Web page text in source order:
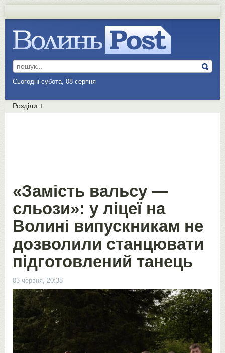
Сьогодні субота, 08 серпня
Розділи +
«Замість вальсу —
сльози»: у ліцеї на
Волині випускникам не
дозволили станцювати
підготовлений танець
03 червня, 20:38